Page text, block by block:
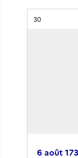
Résultat n°
30
6 août